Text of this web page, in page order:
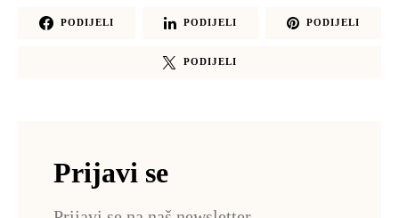
PODIJELI PODIJELI PODIJELI
PODIJELI
Prijavi se